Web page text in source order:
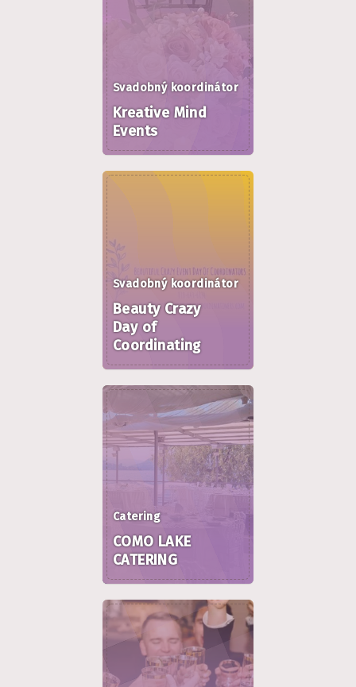
Svadobný koordinátor
Kreative Mind
Events
Svadobný koordinátor
Beauty Crazy
Day of
Coordinating
Catering
COMO LAKE
CATERING